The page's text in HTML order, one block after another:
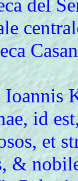
del
Ioannis
id
et
&